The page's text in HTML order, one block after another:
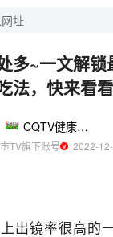
多~一文解锁
法，快来看
CQTV健康到家
TV旗下账号
2022-
上出镜率很高